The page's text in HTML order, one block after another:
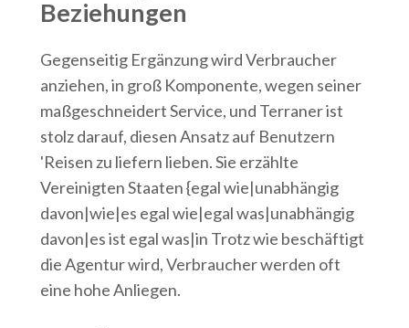
Beziehungen
Gegenseitig Ergänzung wird Verbraucher
anziehen, in groß Komponente, wegen seiner
maßgeschneidert Service, und Terraner ist
stolz darauf, diesen Ansatz auf Benutzern
'Reisen zu liefern lieben. Sie erzählte
Vereinigten Staaten {egal wie|unabhängig
davon|wie|es egal wie|egal was|unabhängig
davon|es ist egal was|in Trotz wie beschäftigt
die Agentur wird, Verbraucher werden oft
eine hohe Anliegen.